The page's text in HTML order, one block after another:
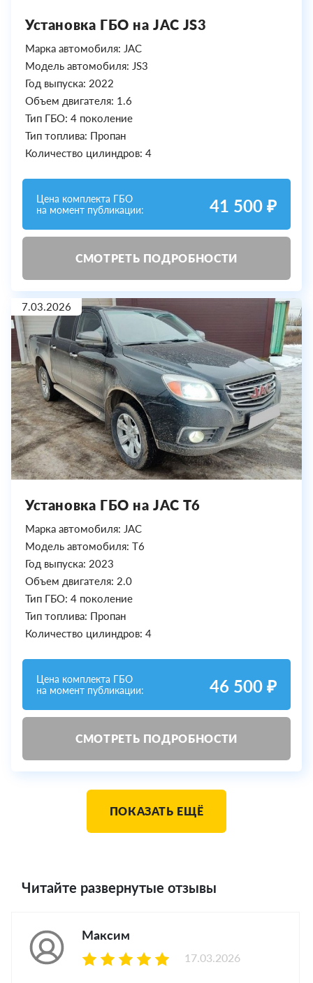
Установка ГБО на JAC JS3
Марка автомобиля: JAC
Модель автомобиля: JS3
Год выпуска: 2022
Объем двигателя: 1.6
Тип ГБО: 4 поколение
Тип топлива: Пропан
Количество цилиндров: 4
Цена комплекта ГБО
на момент публикации:
41 500 ₽
СМОТРЕТЬ ПОДРОБНОСТИ
7.03.2026
Установка ГБО на JAC T6
Марка автомобиля: JAC
Модель автомобиля: T6
Год выпуска: 2023
Объем двигателя: 2.0
Тип ГБО: 4 поколение
Тип топлива: Пропан
Количество цилиндров: 4
Цена комплекта ГБО
на момент публикации:
46 500 ₽
СМОТРЕТЬ ПОДРОБНОСТИ
ПОКАЗАТЬ ЕЩЁ
Читайте развернутые отзывы
Максим
17.03.2026